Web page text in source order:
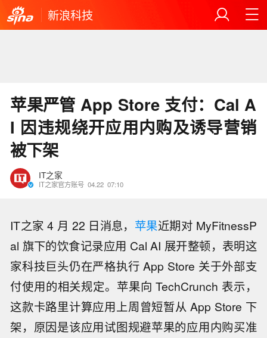
新浪科技
苹果严管 App Store 支付：Cal A
I 因违规绕开应用内购及诱导营销
被下架
IT之家
IT之家官方账号 04.22 07:10
IT之家 4 月 22 日消息， 苹果近期对 MyFitnessP
al 旗下的饮食记录应用 Cal AI 展开整顿，表明这
家科技巨头仍在严格执行 App Store 关于外部支
付使用的相关规定。苹果向 TechCrunch 表示，
这款卡路里计算应用上周曾短暂从 App Store 下
架，原因是该应用试图规避苹果的应用内购买准